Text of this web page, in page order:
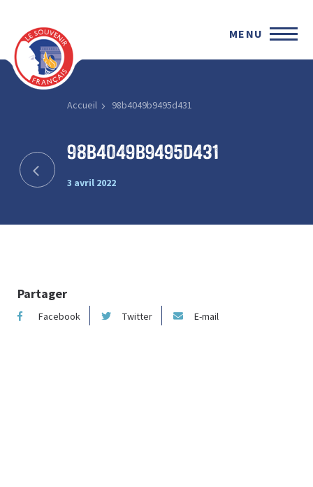
MENU
Accueil 98b4049b9495d431
98b4049b9495d431
3 avril 2022
Partager
Facebook Twitter E-mail